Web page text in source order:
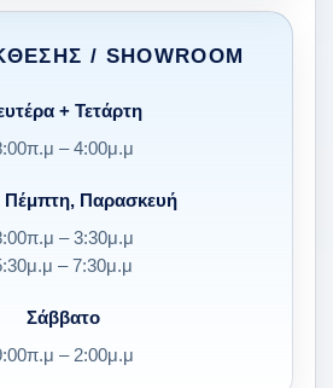
/ SHOWROOM
+ Τετάρτη
– 4:00μ.μ
Πέμπτη, Παρασκευή
– 3:30μ.μ
– 7:30μ.μ
Σάββατο
– 2:00μ.μ